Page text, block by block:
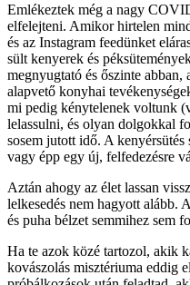
Emlékeztek még a nagy
elfelejteni. Amikor hirtelen
és az Instagram feedünket
sült kenyerek és
megnyugtató és őszinte
alapvető konyhai
mi pedig kénytelenek voltunk
lelassulni, és olyan dolgokkal
sosem jutott idő. A
vagy épp egy új, felfedezésre
Aztán ahogy az élet lassan
lelkesedés nem hagyott alább.
és puha bélzet semmihez sem
Ha te azok közé tartozol, akik
kovászolás misztériuma eddig